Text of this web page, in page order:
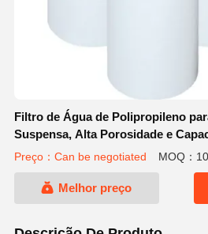
Filtro de Água de Polipropileno
Suspensa, Alta Porosidade e
Contaminantes
Preço：Can be negotiated MOQ：10
Melhor preço